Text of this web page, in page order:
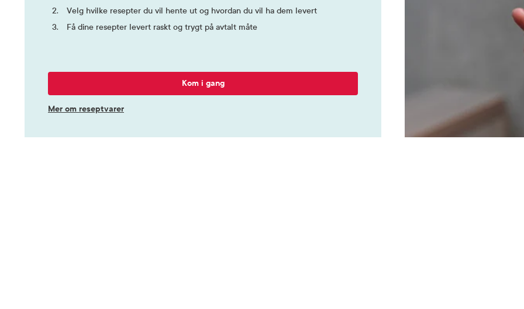
Velg hvilke resepter du vil hente ut og hvordan du vil ha dem levert
Få dine resepter levert raskt og trygt på avtalt måte
Kom i gang
Mer om reseptvarer